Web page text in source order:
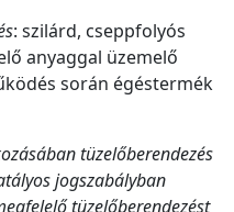
: szilárd, cseppfolyós
anyaggal üzemelő
során égéstermék
tüzelőberendezés
jogszabályban
tüzelőberendezést